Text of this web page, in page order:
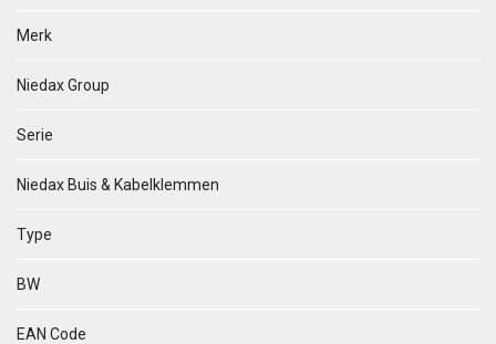
Merk
Niedax Group
Serie
Niedax Buis & Kabelklemmen
Type
BW
EAN Code